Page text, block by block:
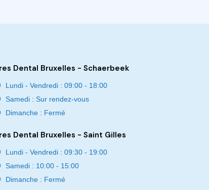
Dental Bruxelles - Schaerbeek
Lundi - Vendredi : 09:00 - 18:00
Samedi : Sur rendez-vous
Dimanche : Fermé
Dental Bruxelles - Saint Gilles
Lundi - Vendredi : 09:30 - 19:00
Samedi : 10:00 - 15:00
Dimanche : Fermé